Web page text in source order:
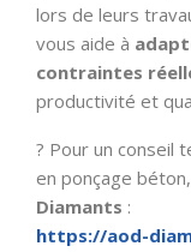
lors de leurs
vous aide à
contraintes
productivité et
? Pour un conseil
en ponçage
Diamants :
https://aod-